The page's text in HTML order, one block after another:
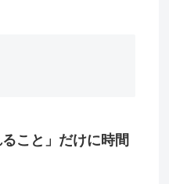
こと」だけに時間